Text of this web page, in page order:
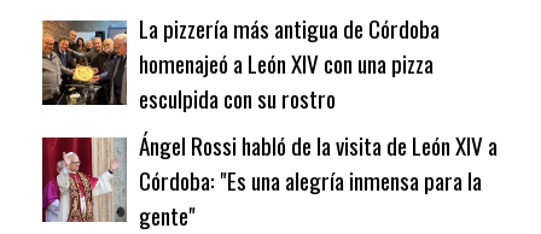
La pizzería más antigua de Córdoba
homenajeó a León XIV con una pizza
esculpida con su rostro
Ángel Rossi habló de la visita de León XIV a
Córdoba: "Es una alegría inmensa para la
gente"